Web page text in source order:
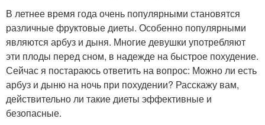
В летнее время года очень популярными становятся
различные фруктовые диеты. Особенно популярными
являются арбуз и дыня. Многие девушки употребляют
эти плоды перед сном, в надежде на быстрое похудение.
Сейчас я постараюсь ответить на вопрос: Можно ли есть
арбуз и дыню на ночь при похудении? Расскажу вам,
действительно ли такие диеты эффективные и
безопасные.